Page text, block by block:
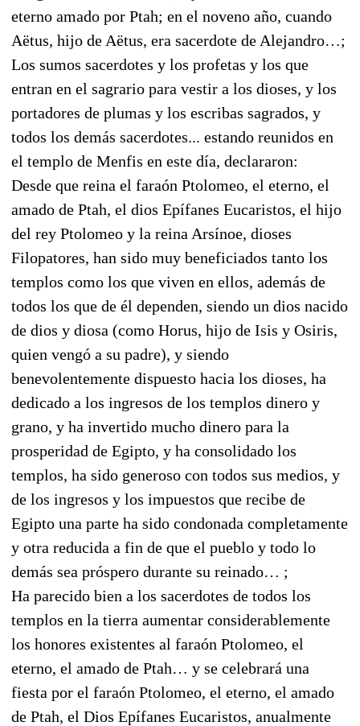
eterno amado por Ptah; en el noveno año, cuando
Aëtus, hijo de Aëtus, era sacerdote de Alejandro…;
Los sumos sacerdotes y los profetas y los que
entran en el sagrario para vestir a los dioses, y los
portadores de plumas y los escribas sagrados, y
todos los demás sacerdotes... estando reunidos en
el templo de Menfis en este día, declararon:
Desde que reina el faraón Ptolomeo, el eterno, el
amado de Ptah, el dios Epífanes Eucaristos, el hijo
del rey Ptolomeo y la reina Arsínoe, dioses
Filopatores, han sido muy beneficiados tanto los
templos como los que viven en ellos, además de
todos los que de él dependen, siendo un dios nacido
de dios y diosa (como Horus, hijo de Isis y Osiris,
quien vengó a su padre), y siendo
benevolentemente dispuesto hacia los dioses, ha
dedicado a los ingresos de los templos dinero y
grano, y ha invertido mucho dinero para la
prosperidad de Egipto, y ha consolidado los
templos, ha sido generoso con todos sus medios, y
de los ingresos y los impuestos que recibe de
Egipto una parte ha sido condonada completamente
y otra reducida a fin de que el pueblo y todo lo
demás sea próspero durante su reinado… ;
Ha parecido bien a los sacerdotes de todos los
templos en la tierra aumentar considerablemente
los honores existentes al faraón Ptolomeo, el
eterno, el amado de Ptah… y se celebrará una
fiesta por el faraón Ptolomeo, el eterno, el amado
de Ptah, el Dios Epífanes Eucaristos, anualmente